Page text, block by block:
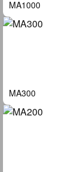
MA1000
MA300